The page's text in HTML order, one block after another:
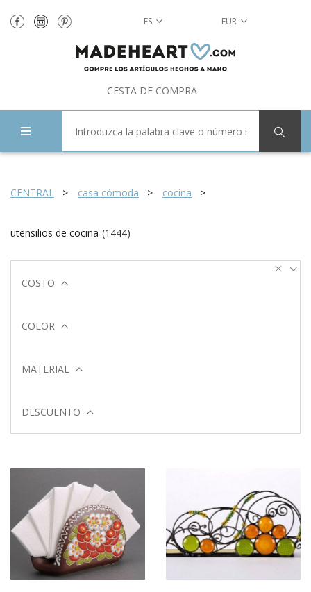
ES EUR
CESTA DE COMPRA
CENTRAL casa cómoda cocina
utensilios de cocina (1444)
COSTO
COLOR
MATERIAL
DESCUENTO